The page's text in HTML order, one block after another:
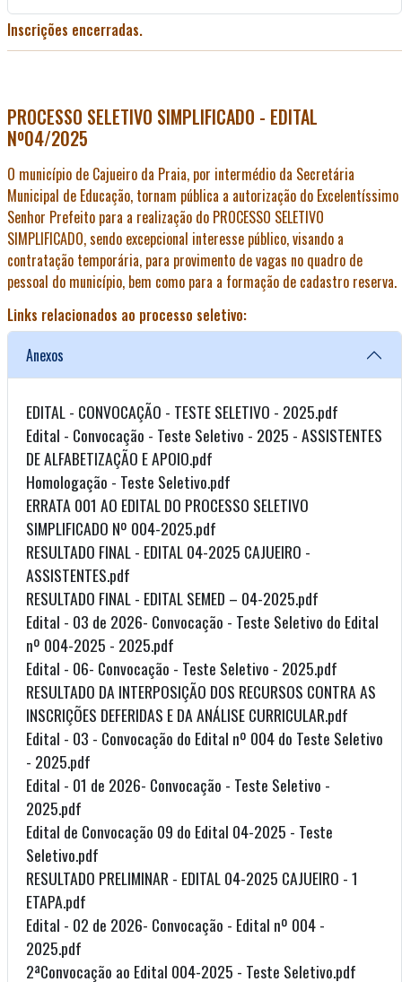
Inscrições encerradas.
PROCESSO SELETIVO SIMPLIFICADO - EDITAL
Nº04/2025
O município de Cajueiro da Praia, por intermédio da Secretária
Municipal de Educação, tornam pública a autorização do Excelentíssimo
Senhor Prefeito para a realização do PROCESSO SELETIVO
SIMPLIFICADO, sendo excepcional interesse público, visando a
contratação temporária, para provimento de vagas no quadro de
pessoal do município, bem como para a formação de cadastro reserva.
Links relacionados ao processo seletivo:
Anexos
EDITAL - CONVOCAÇÃO - TESTE SELETIVO - 2025.pdf
Edital - Convocação - Teste Seletivo - 2025 - ASSISTENTES
DE ALFABETIZAÇÃO E APOIO.pdf
Homologação - Teste Seletivo.pdf
ERRATA 001 AO EDITAL DO PROCESSO SELETIVO
SIMPLIFICADO Nº 004-2025.pdf
RESULTADO FINAL - EDITAL 04-2025 CAJUEIRO -
ASSISTENTES.pdf
RESULTADO FINAL - EDITAL SEMED – 04-2025.pdf
Edital - 03 de 2026- Convocação - Teste Seletivo do Edital
nº 004-2025 - 2025.pdf
Edital - 06- Convocação - Teste Seletivo - 2025.pdf
RESULTADO DA INTERPOSIÇÃO DOS RECURSOS CONTRA AS
INSCRIÇÕES DEFERIDAS E DA ANÁLISE CURRICULAR.pdf
Edital - 03 - Convocação do Edital nº 004 do Teste Seletivo
- 2025.pdf
Edital - 01 de 2026- Convocação - Teste Seletivo -
2025.pdf
Edital de Convocação 09 do Edital 04-2025 - Teste
Seletivo.pdf
RESULTADO PRELIMINAR - EDITAL 04-2025 CAJUEIRO - 1
ETAPA.pdf
Edital - 02 de 2026- Convocação - Edital nº 004 -
2025.pdf
2ªConvocação ao Edital 004-2025 - Teste Seletivo.pdf